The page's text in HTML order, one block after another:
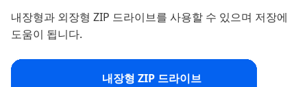
내장형과 외장형 ZIP 드라이브를 사용할 수 있으며 저장에
도움이 됩니다.
내장형 ZIP 드라이브